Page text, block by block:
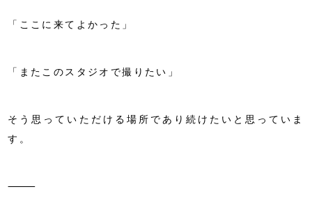
「ここに来てよかった」
「またこのスタジオで撮りたい」
そう思っていただける場所であり続けたいと思っていま
す。
⸻